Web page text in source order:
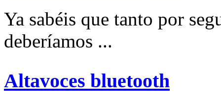
Ya sabéis que tanto por
deberíamos ...
Altavoces bluetooth